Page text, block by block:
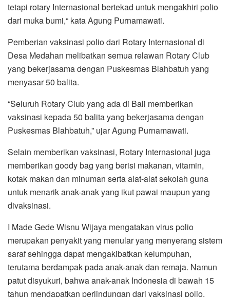
tetapi rotary Internasional bertekad untuk mengakhiri polio
dari muka bumi,“ kata Agung Purnamawati.
Pemberian vaksinasi polio dari Rotary Internasional di
Desa Medahan melibatkan semua relawan Rotary Club
yang bekerjasama dengan Puskesmas Blahbatuh yang
menyasar 50 balita.
“Seluruh Rotary Club yang ada di Bali memberikan
vaksinasi kepada 50 balita yang bekerjasama dengan
Puskesmas Blahbatuh,” ujar Agung Purnamawati.
Selain memberikan vaksinasi, Rotary Internasional juga
memberikan goody bag yang berisi makanan, vitamin,
kotak makan dan minuman serta alat-alat sekolah guna
untuk menarik anak-anak yang ikut pawai maupun yang
divaksinasi.
I Made Gede Wisnu Wijaya mengatakan virus polio
merupakan penyakit yang menular yang menyerang sistem
saraf sehingga dapat mengakibatkan kelumpuhan,
terutama berdampak pada anak-anak dan remaja. Namun
patut disyukuri, bahwa anak-anak Indonesia di bawah 15
tahun mendapatkan perlindungan dari vaksinasi polio.